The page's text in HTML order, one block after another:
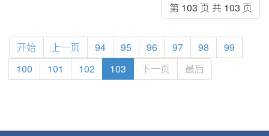
第 103 页 共 103 页
开始 上一页 94 95 96 97 98
99
100
101 102 103 下一页 最后